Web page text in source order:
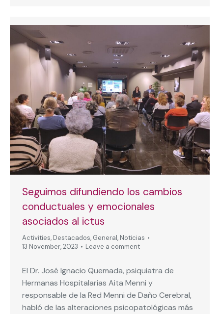
Seguimos difundiendo los cambios
conductuales y emocionales
asociados al ictus
Activities, Destacados, General, Noticias
13 November, 2023
Leave a comment
El Dr. José Ignacio Quemada, psiquiatra de
Hermanas Hospitalarias Aita Menni y
responsable de la Red Menni de Daño Cerebral,
habló de las alteraciones psicopatológicas más